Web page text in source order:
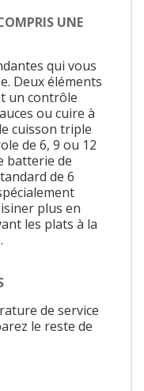
UNE
qui vous
Deux éléments
un contrôle
ou cuire à
cuisson triple
de 6, 9 ou 12
batterie de
de 6
plus en
les plats à la
de service
le reste de